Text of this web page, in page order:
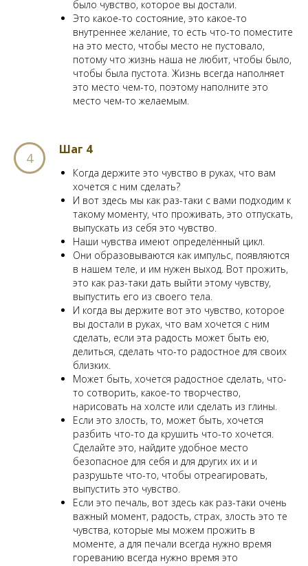
было чувство, которое вы достали.
Это какое-то состояние, это какое-то
внутреннее желание, то есть что-то поместите
на это место, чтобы место не пустовало,
потому что жизнь наша не любит, чтобы было,
чтобы была пустота. Жизнь всегда наполняет
это место чем-то, поэтому наполните это
место чем-то желаемым.
Шаг 4
Когда держите это чувство в руках, что вам
хочется с ним сделать?
И вот здесь мы как раз-таки с вами подходим к
такому моменту, что проживать, это отпускать,
выпускать из себя это чувство.
Наши чувства имеют определённый цикл.
Они образовываются как импульс, появляются
в нашем теле, и им нужен выход. Вот прожить,
это как раз-таки дать выйти этому чувству,
выпустить его из своего тела.
И когда вы держите вот это чувство, которое
вы достали в руках, что вам хочется с ним
сделать, если эта радость может быть ею,
делиться, сделать что-то радостное для своих
близких.
Может быть, хочется радостное сделать, что-
то сотворить, какое-то творчество,
нарисовать на холсте или сделать из глины.
Если это злость, то, может быть, хочется
разбить что-то да крушить что-то хочется.
Сделайте это, найдите удобное место
безопасное для себя и для других их и и
разрушьте что-то, чтобы отреагировать,
выпустить это чувство.
Если это печаль, вот здесь как раз-таки очень
важный момент, радость, страх, злость это те
чувства, которые мы можем прожить в
моменте, а для печали всегда нужно время
гореванию всегда нужно время это